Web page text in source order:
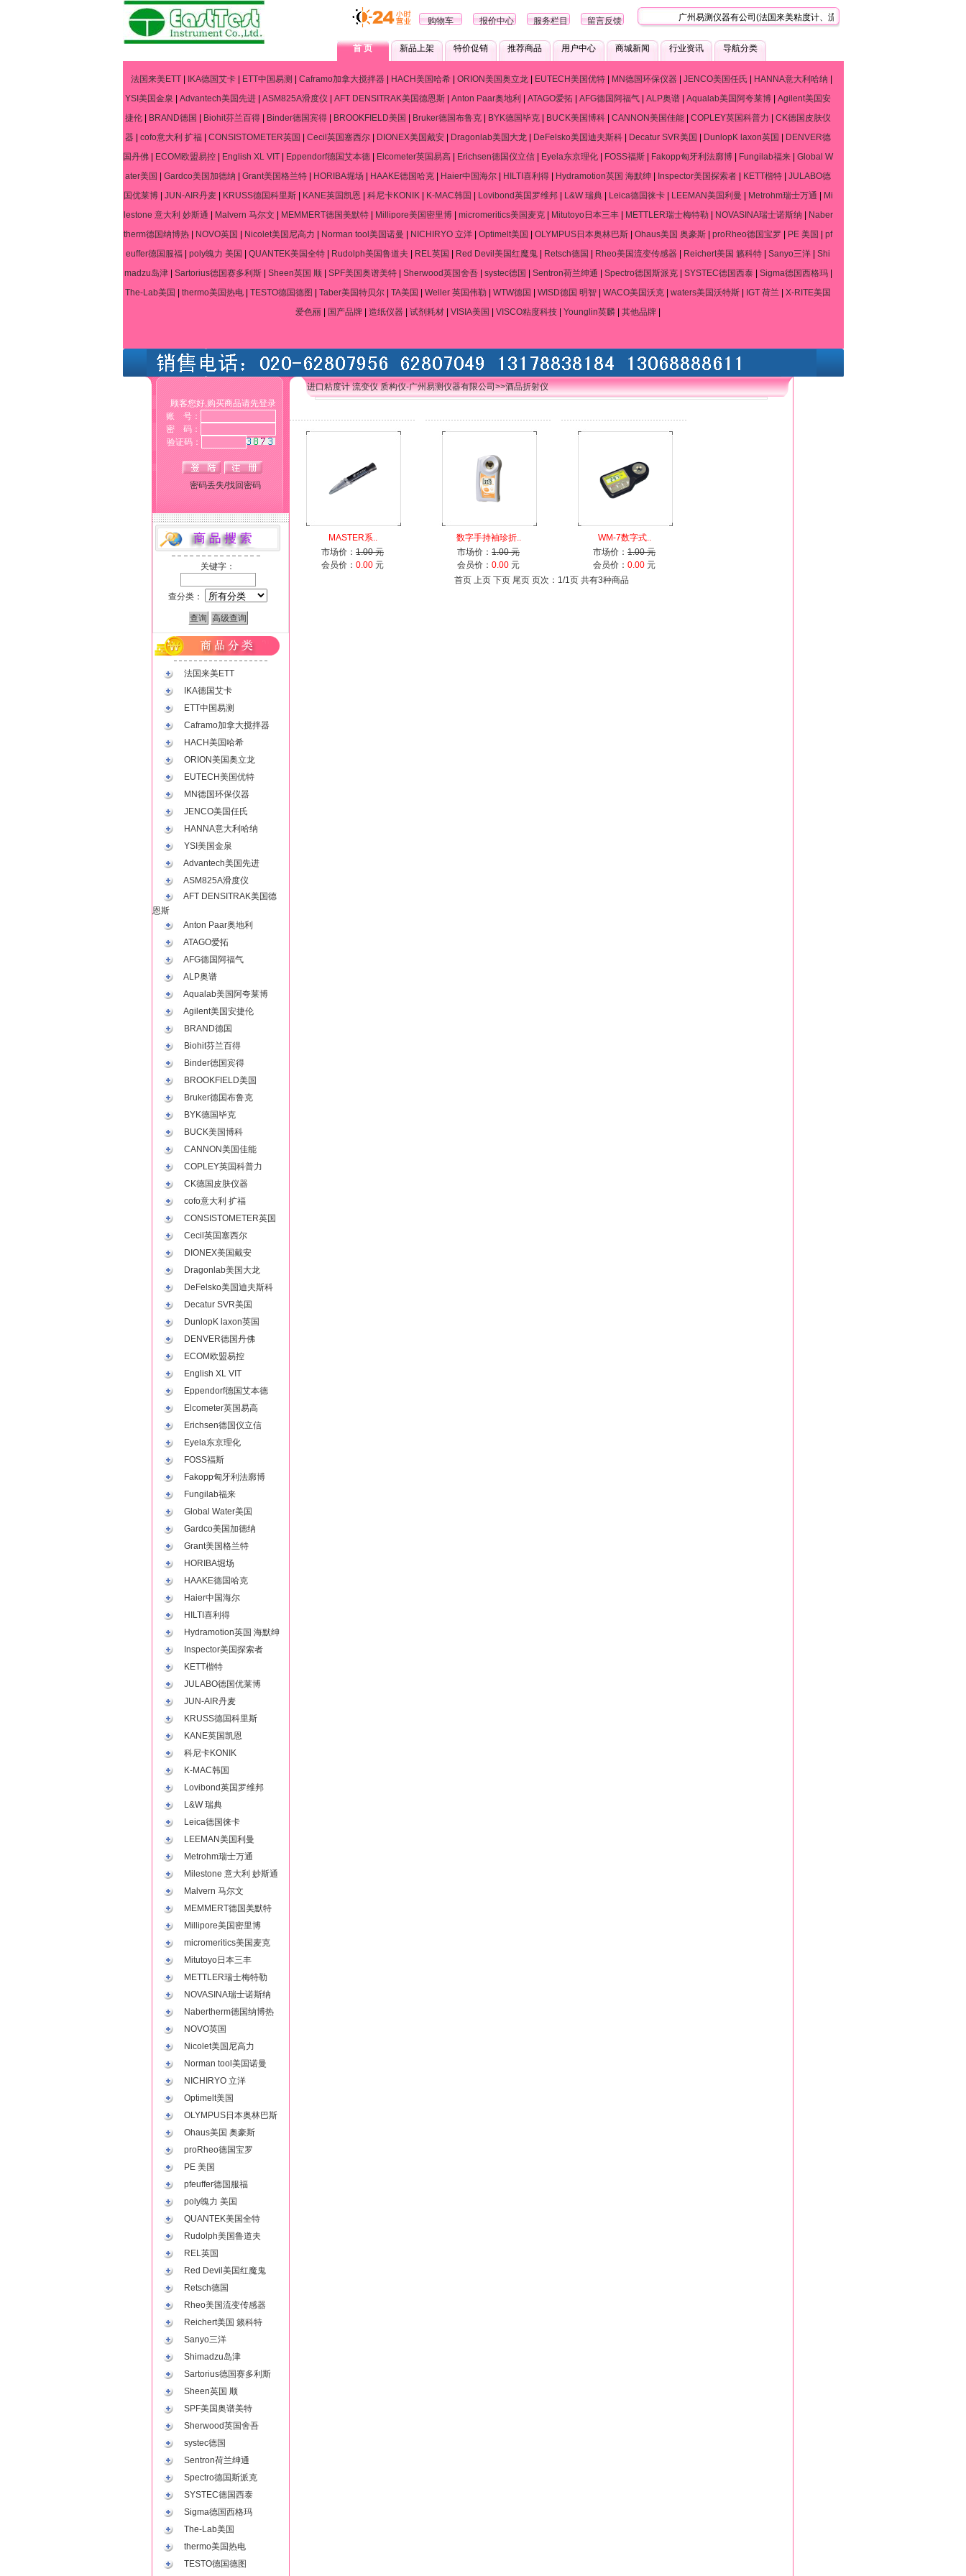
广州易测仪器有公司(法国来美粘度计、流变仪、质构仪技术服务中心)，是一
购物车 报价中心 服务栏目 留言反馈
首 页 新品上架 特价促销 推荐商品 用户中心 商城新闻 行业资讯 导航分类
法国来美ETT| IKA德国艾卡| ETT中国易测 Caframo加拿大搅拌器| HACH美国哈希| ORION美国奥立龙| EUTECH美国优特| MN德国环保仪器| JENCO美国任氏 HANNA意大利哈纳
YSI美国金泉
Advantech美国先进 ASM825A滑度仪 AFT DENSITRAK美国德恩斯 Anton Paar奥地利 ATAGO爱拓 AFG德国阿福气 ALP奥谱 Aqualab美国阿夸莱博
Agilent美国安
捷伦
BRAND德国 Biohit芬兰百得 Binder德国宾得 BROOKFIELD美国 Bruker德国布鲁克 BYK德国毕克 BUCK美国博科 CANNON美国佳能 COPLEY英国科普力
CK德国皮肤仪
器
cofo意大利 扩福 CONSISTOMETER英国 Cecil英国塞西尔 DIONEX美国戴安 Dragonlab美国大龙 DeFelsko美国迪夫斯科 Decatur SVR美国 DunlopK laxon英国
DENVER德
国丹佛
ECOM欧盟易控 English XL VIT Eppendorf德国艾本德 Elcometer英国易高 Erichsen德国仪立信 Eyela东京理化 FOSS福斯 Fakopp匈牙利法廓博 Fungilab福来
Global W
ater美国
Gardco美国加德纳 Grant美国格兰特 HORIBA堀场 HAAKE德国哈克 Haier中国海尔 HILTI喜利得 Hydramotion英国 海默绅 Inspector美国探索者 KETT楷特
JULABO德
国优莱博| JUN-AIR丹麦| KRUSS德国科里斯| KANE英国凯恩 科尼卡KONIK| K-MAC韩国 Lovibond英国罗维邦| L&W 瑞典| Leica德国徕卡| LEEMAN美国利曼 Metrohm瑞士万通
Mi
lestone 意大利 妙斯通
Malvern 马尔文 MEMMERT德国美默特| Millipore美国密里博| micromeritics美国麦克| Mitutoyo日本三丰| METTLER瑞士梅特勒 NOVASINA瑞士诺斯纳
Naber
therm德国纳博热
NOVO英国 Nicolet美国尼高力 Norman tool美国诺曼 NICHIRYO 立洋 Optimelt美国 OLYMPUS日本奥林巴斯 Ohaus美国 奥豪斯 proRheo德国宝罗 PE 美国
pf
euffer德国服福
poly魄力 美国 QUANTEK美国全特 Rudolph美国鲁道夫 REL英国 Red Devil美国红魔鬼 Retsch德国 Rheo美国流变传感器 Reichert美国 籁科特 Sanyo三洋
Shi
madzu岛津| Sartorius德国赛多利斯| Sheen英国 顺| SPF美国奥谱美特| Sherwood英国舍吾| systec德国 Sentron荷兰绅通 Spectro德国斯派克| SYSTEC德国西泰| Sigma德国西格玛|
The-Lab美国
thermo美国热电 TESTO德国德图 Taber美国特贝尔 TA美国 Weller 英国伟勒 WTW德国 WISD德国 明智 WACO美国沃克 waters美国沃特斯 IGT 荷兰
X-RITE美国
爱色丽
国产品牌 造纸仪器 试剂耗材 VISIA美国 VISCO粘度科技 Younglin英麟 其他品牌
顾客您好,购买商品请先登录
账 号：
密 码：
验证码：
密码丢失/找回密码
关键字：
查分类：
法国来美ETT
IKA德国艾卡
ETT中国易测
Caframo加拿大搅拌器
HACH美国哈希
ORION美国奥立龙
EUTECH美国优特
MN德国环保仪器
JENCO美国任氏
HANNA意大利哈纳
YSI美国金泉
Advantech美国先进
ASM825A滑度仪
AFT DENSITRAK美国德
恩斯
Anton Paar奥地利
ATAGO爱拓
AFG德国阿福气
ALP奥谱
Aqualab美国阿夸莱博
Agilent美国安捷伦
BRAND德国
Biohit芬兰百得
Binder德国宾得
BROOKFIELD美国
Bruker德国布鲁克
BYK德国毕克
BUCK美国博科
CANNON美国佳能
COPLEY英国科普力
CK德国皮肤仪器
cofo意大利 扩福
CONSISTOMETER英国
Cecil英国塞西尔
DIONEX美国戴安
Dragonlab美国大龙
DeFelsko美国迪夫斯科
Decatur SVR美国
DunlopK laxon英国
DENVER德国丹佛
ECOM欧盟易控
English XL VIT
Eppendorf德国艾本德
Elcometer英国易高
Erichsen德国仪立信
Eyela东京理化
FOSS福斯
Fakopp匈牙利法廓博
Fungilab福来
Global Water美国
Gardco美国加德纳
Grant美国格兰特
HORIBA堀场
HAAKE德国哈克
Haier中国海尔
HILTI喜利得
Hydramotion英国 海默绅
Inspector美国探索者
KETT楷特
JULABO德国优莱博
JUN-AIR丹麦
KRUSS德国科里斯
KANE英国凯恩
科尼卡KONIK
K-MAC韩国
Lovibond英国罗维邦
L&W 瑞典
Leica德国徕卡
LEEMAN美国利曼
Metrohm瑞士万通
Milestone 意大利 妙斯通
Malvern 马尔文
MEMMERT德国美默特
Millipore美国密里博
micromeritics美国麦克
Mitutoyo日本三丰
METTLER瑞士梅特勒
NOVASINA瑞士诺斯纳
Nabertherm德国纳博热
NOVO英国
Nicolet美国尼高力
Norman tool美国诺曼
NICHIRYO 立洋
Optimelt美国
OLYMPUS日本奥林巴斯
Ohaus美国 奥豪斯
proRheo德国宝罗
PE 美国
pfeuffer德国服福
poly魄力 美国
QUANTEK美国全特
Rudolph美国鲁道夫
REL英国
Red Devil美国红魔鬼
Retsch德国
Rheo美国流变传感器
Reichert美国 籁科特
Sanyo三洋
Shimadzu岛津
Sartorius德国赛多利斯
Sheen英国 顺
SPF美国奥谱美特
Sherwood英国舍吾
systec德国
Sentron荷兰绅通
Spectro德国斯派克
SYSTEC德国西泰
Sigma德国西格玛
The-Lab美国
thermo美国热电
TESTO德国德图
进口粘度计 流变仪 质构仪-广州易测仪器有限公司>>酒品折射仪
MASTER系..
市场价： 1.00 元
会员价： 0.00 元
数字手持袖珍折..
市场价： 1.00 元
会员价： 0.00 元
WM-7数字式..
市场价： 1.00 元
会员价： 0.00 元
首页 上页 下页 尾页 页次：1/1页 共有3种商品